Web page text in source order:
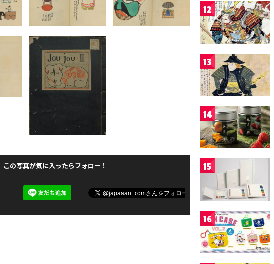
この写真が気に入ったらフォロー！
12
13
14
15
16